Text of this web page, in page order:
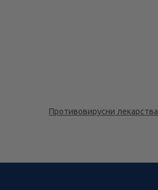
Противовирусни лекарства